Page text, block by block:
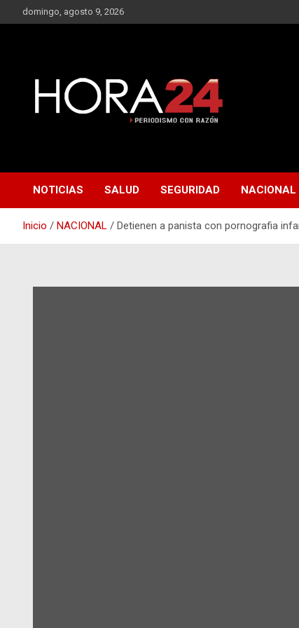
al
domingo, agosto 9, 2026
NOTICIAS SALUD SEGURIDAD NACIONAL
Inicio NACIONAL Detienen a panista con pornografia